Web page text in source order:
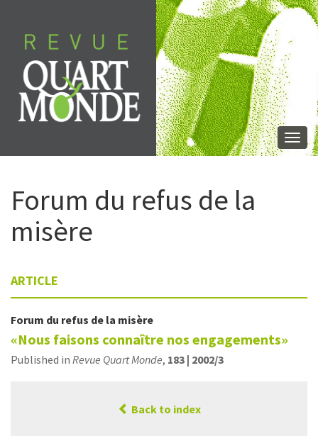
content
Forum du refus de la
misère
ARTICLE
Forum du refus de la misère
«Nous faisons connaître nos engagements»
Published in Revue Quart Monde, 183 | 2002/3
Back to index